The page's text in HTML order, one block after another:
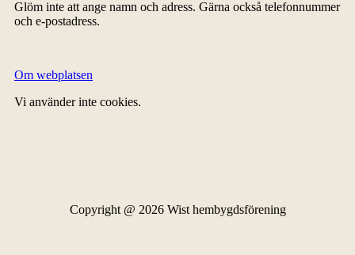
Glöm inte att ange namn och adress. Gärna också telefonnummer
och e-postadress.
Om webplatsen
Vi använder inte cookies.
Copyright @ 2026 Wist hembygdsförening